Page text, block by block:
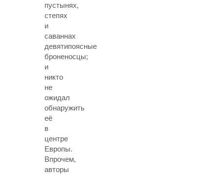
пустынях,
степях
и
саваннах
девятипоясные
броненосцы;
и
никто
не
ожидал
обнаружить
её
в
центре
Европы.
Впрочем,
авторы